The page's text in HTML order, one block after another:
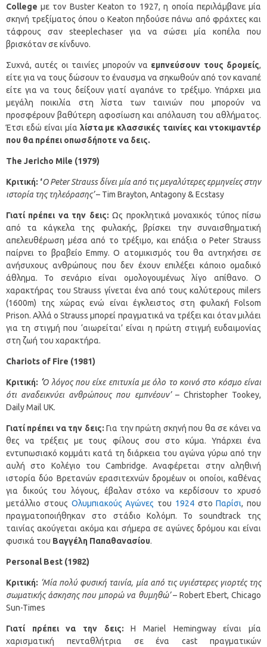
College με τον Buster Keaton το 1927, η οποία περιλάμβανε μία
σκηνή τρεξίματος όπου ο Keaton πηδούσε πάνω από φράχτες και
τάφρους σαν steeplechaser για να σώσει μία κοπέλα που
βρισκόταν σε κίνδυνο.
Συχνά, αυτές οι ταινίες μπορούν να εμπνεύσουν τους δρομείς,
είτε για να τους δώσουν το έναυσμα να σηκωθούν από τον καναπέ
είτε για να τους δείξουν γιατί αγαπάνε το τρέξιμο. Υπάρχει μια
μεγάλη ποικιλία στη λίστα των ταινιών που μπορούν να
προσφέρουν βαθύτερη αφοσίωση και απόλαυση του αθλήματος.
Έτσι εδώ είναι μία λίστα με κλασσικές ταινίες και ντοκιμαντέρ
που θα πρέπει οπωσδήποτε να δεις.
The Jericho Mile (1979)
Κριτική: ‘Ο Peter Strauss δίνει μία από τις μεγαλύτερες ερμηνείες στην
ιστορία της τηλεόρασης’– Tim Brayton, Antagony & Ecstasy
Γιατί πρέπει να την δεις: Ως προκλητικά μοναχικός τύπος πίσω
από τα κάγκελα της φυλακής, βρίσκει την συναισθηματική
απελευθέρωση μέσα από το τρέξιμο, και επάξια ο Peter Strauss
παίρνει το βραβείο Emmy. Ο ατομικισμός του θα αντηχήσει σε
ανήσυχους ανθρώπους που δεν έχουν επιλέξει κάποιο ομαδικό
άθλημα. Το σενάριο είναι ομολογουμένως λίγο απίθανο. Ο
χαρακτήρας του Strauss γίνεται ένα από τους καλύτερους milers
(1600m) της χώρας ενώ είναι έγκλειστος στη φυλακή Folsom
Prison. Αλλά ο Strauss μπορεί πραγματικά να τρέξει και όταν μιλάει
για τη στιγμή που ‘αιωρείται’ είναι η πρώτη στιγμή ευδαιμονίας
στη ζωή του χαρακτήρα.
Chariots of Fire (1981)
Κριτική: ‘Ο λόγος που είχε επιτυχία με όλο το κοινό στο κόσμο είναι
ότι αναδεικνύει ανθρώπους που εμπνέουν’ – Christopher Tookey,
Daily Mail UK.
Γιατί πρέπει να την δεις:Για την πρώτη σκηνή που θα σε κάνει να
θες να τρέξεις με τους φίλους σου στο κύμα. Υπάρχει ένα
εντυπωσιακό κομμάτι κατά τη διάρκεια του αγώνα γύρω από την
αυλή στο Κολέγιο του Cambridge. Αναφέρεται στην αληθινή
ιστορία δύο Βρετανών ερασιτεχνών δρομέων οι οποίοι, καθένας
για δικούς του λόγους, έβαλαν στόχο να κερδίσουν το χρυσό
μετάλλιο στους Ολυμπιακούς Αγώνες του 1924στοΠαρίσι, που
πραγματοποιήθηκαν στο στάδιο Κολόμπ. Το soundtrack της
ταινίας ακούγεται ακόμα και σήμερα σε αγώνες δρόμου και είναι
φυσικά του Βαγγέλη Παπαθανασίου.
Personal Best (1982)
Κριτική: ‘Μία πολύ φυσική ταινία, μία από τις υγιέστερες γιορτές της
σωματικής άσκησης που μπορώ να θυμηθώ’– Robert Ebert, Chicago
Sun-Times
Γιατί πρέπει να την δεις:Η Mariel Hemingway είναι μία
χαρισματική πενταθλήτρια σε ένα cast πραγματικών